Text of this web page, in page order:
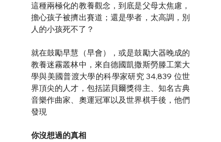
這種兩極化的教養觀念，到底是父母太焦慮，
擔心孩子被擠出賽道；還是學者，太高調，別
人的小孩死不了？
就在鼓勵早慧（早會），或是鼓勵大器晚成的
教養迷霧叢林中，來自德國凱撒斯勞滕工業大
學與美國普渡大學的科學家研究 34,839 位世
界頂尖的人才，包括諾貝爾獎得主、知名古典
音樂作曲家、奧運冠軍以及世界棋手後，他們
發現
你沒想過的真相